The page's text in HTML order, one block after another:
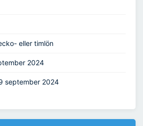
eller timlön
2024
september 2024